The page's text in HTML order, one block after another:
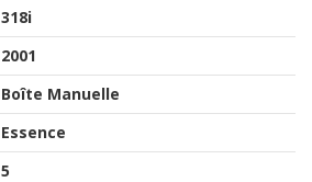
318i
2001
Boîte Manuelle
Essence
5